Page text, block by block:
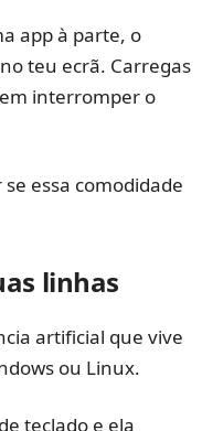
app à parte, o
teu ecrã. Carregas
interromper o
essa comodidade
linhas
artificial que vive
ou Linux.
teclado e ela